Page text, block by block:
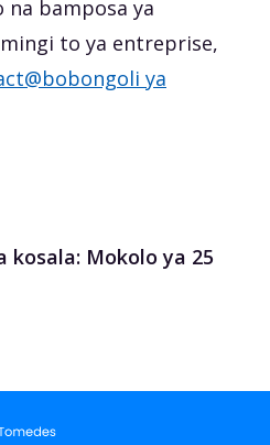
na bamposa ya
to ya entreprise,
ya
kosala: Mokolo ya 25